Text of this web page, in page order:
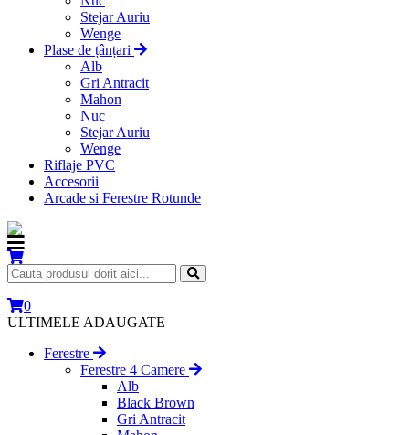
Stejar Auriu
Wenge
Plase de țânțari
Alb
Gri Antracit
Mahon
Nuc
Stejar Auriu
Wenge
Riflaje PVC
Accesorii
Arcade si Ferestre Rotunde
0
ULTIMELE ADAUGATE
Ferestre
Ferestre 4 Camere
Alb
Black Brown
Gri Antracit